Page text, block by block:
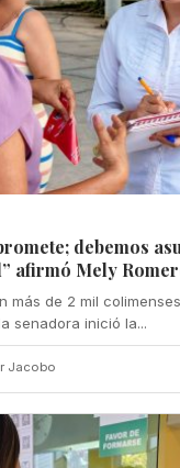
debemos
afirmó Mely
de 2 mil
senadora inició la...
Jacobo